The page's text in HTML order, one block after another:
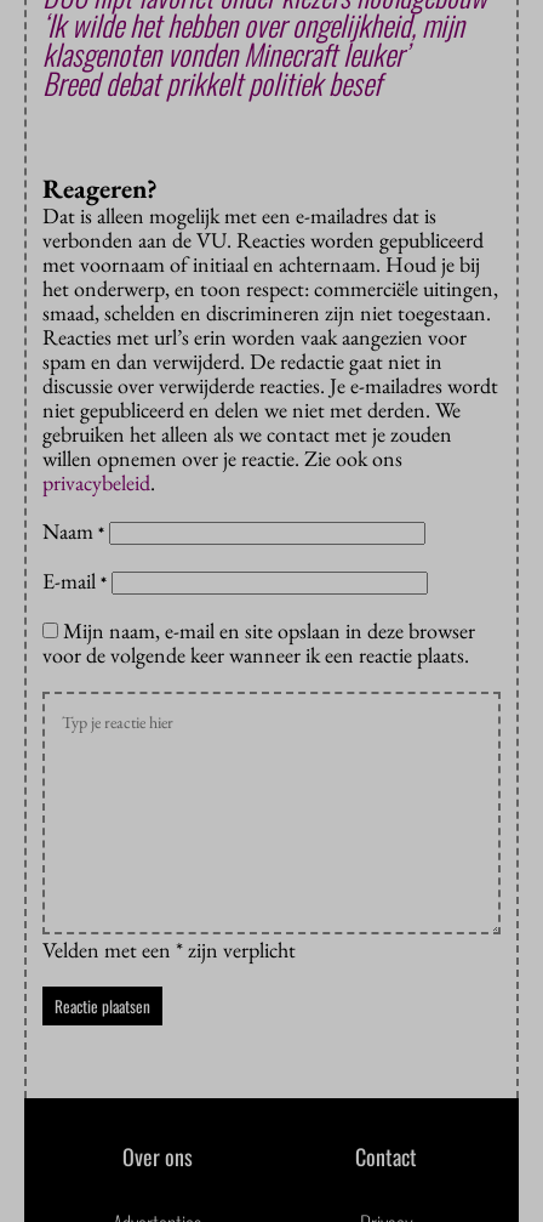
‘Ik wilde het hebben over ongelijkheid, mijn
klasgenoten vonden Minecraft leuker’
Breed debat prikkelt politiek besef
Reageren?
Dat is alleen mogelijk met een e-mailadres dat is
verbonden aan de VU. Reacties worden gepubliceerd
met voornaam of initiaal en achternaam. Houd je bij
het onderwerp, en toon respect: commerciële uitingen,
smaad, schelden en discrimineren zijn niet toegestaan.
Reacties met url’s erin worden vaak aangezien voor
spam en dan verwijderd. De redactie gaat niet in
discussie over verwijderde reacties. Je e-mailadres wordt
niet gepubliceerd en delen we niet met derden. We
gebruiken het alleen als we contact met je zouden
willen opnemen over je reactie. Zie ook ons
privacybeleid.
Naam *
E-mail *
Mijn naam, e-mail en site opslaan in deze browser
voor de volgende keer wanneer ik een reactie plaats.
Velden met een * zijn verplicht
Over ons Contact